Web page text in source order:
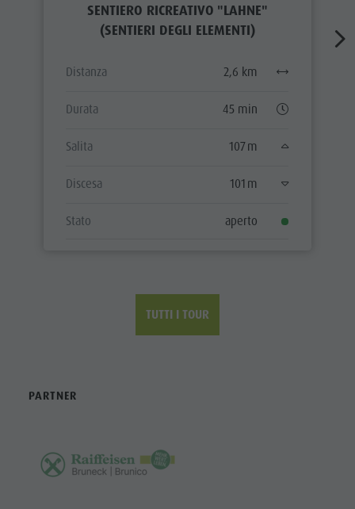
SENTIERO RICREATIVO "LAHNE"
(SENTIERI DEGLI ELEMENTI)
Distanza 2,6 km
Durata 45 min
Salita 107 m
Discesa 101 m
Stato aperto
TUTTI I TOUR
PARTNER